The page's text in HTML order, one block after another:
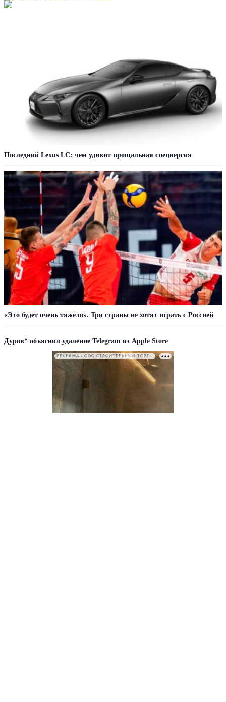
Последний Lexus LC: чем удивит прощальная спецверсия
«Это будет очень тяжело». Три страны не хотят играть с Россией
Дуров* объяснил удаление Telegram из Apple Store
РЕКЛАМА • ООО СТРОИТЕЛЬНЫЙ ТОРГОВЫЙ ДОМ «ПЕТРОВИЧ». ИНН: 7802348846